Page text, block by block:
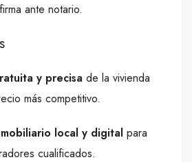
ante notario.
y precisa de la vivienda
más competitivo.
local y digital para
cualificados.